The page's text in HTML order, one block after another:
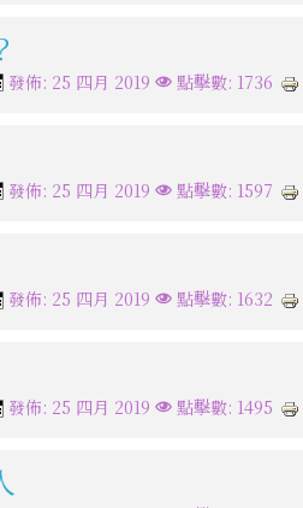
發佈: 25 四月 2019 點擊數: 1736
發佈: 25 四月 2019 點擊數: 1597
發佈: 25 四月 2019 點擊數: 1632
發佈: 25 四月 2019 點擊數: 1495